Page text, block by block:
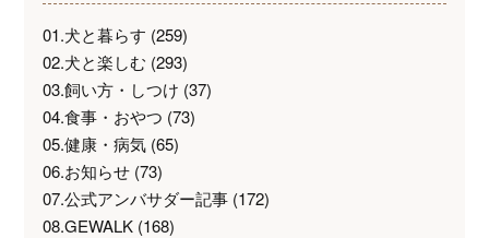
01.犬と暮らす (259)
02.犬と楽しむ (293)
03.飼い方・しつけ (37)
04.食事・おやつ (73)
05.健康・病気(65)
06.お知らせ(73)
07.公式アンバサダー記事(172)
08.GEWALK(168)